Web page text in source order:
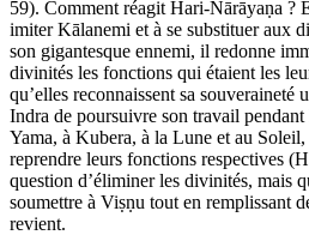
59). Comment réagit Hari-Nārāyaṇa ?
imiter Kālanemi et à se substituer aux
son gigantesque ennemi, il redonne
divinités les fonctions qui étaient les
qu’elles reconnaissent sa souveraineté
Indra de poursuivre son travail pendant
Yama, à Kubera, à la Lune et au
reprendre leurs fonctions respectives
question d’éliminer les divinités, mais
soumettre à Viṣṇu tout en remplissant
revient.